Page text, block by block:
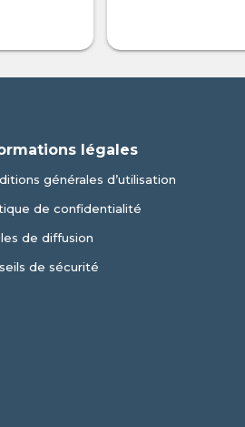
légales
générales d’utilisation
de confidentialité
de diffusion
de sécurité